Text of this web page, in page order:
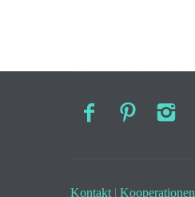
Kontakt| Kooperationen